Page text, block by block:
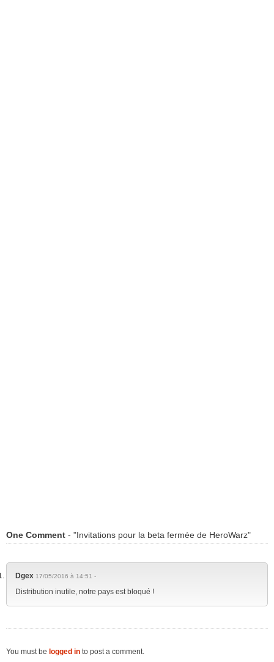
One Comment - "Invitations pour la beta fermée de HeroWarz"
Dgex 17/05/2016 à 14:51 -
Distribution inutile, notre pays est bloqué !
You must be logged in to post a comment.